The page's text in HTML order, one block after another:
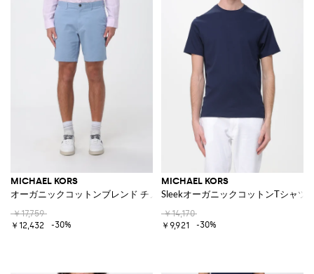
MICHAEL KORS
オーガニックコットンブレンド チノショーツ
￥17,759
￥12,432
-30%
MICHAEL KORS
SleekオーガニックコットンTシャツ
￥14,170
￥9,921
-30%